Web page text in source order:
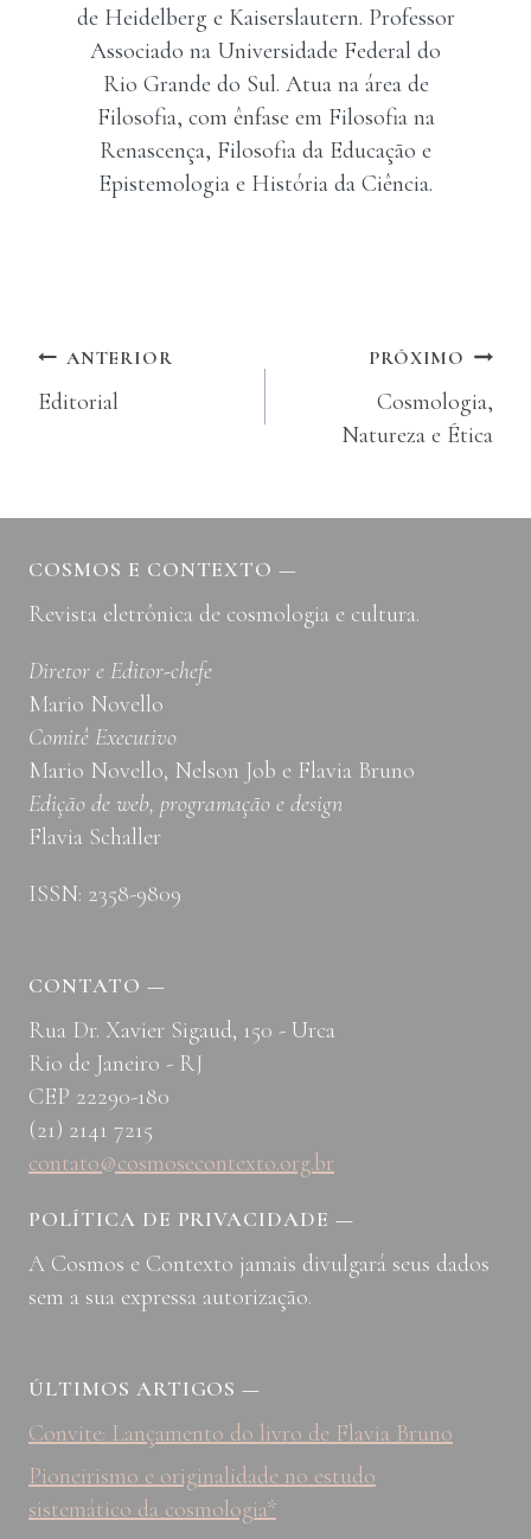
de Heidelberg e Kaiserslautern. Professor
Associado na Universidade Federal do
Rio Grande do Sul. Atua na área de
Filosofia, com ênfase em Filosofia na
Renascença, Filosofia da Educação e
Epistemologia e História da Ciência.
Navegação
de
ANTERIOR
Editorial
PRÓXIMO
Cosmologia,
Natureza e Ética
COSMOS E CONTEXTO—
Revista eletrônica de cosmologia e cultura.
Diretor e Editor-chefe
Mario Novello
Comitê Executivo
Mario Novello, Nelson Job e Flavia Bruno
Edição de web, programação e design
Flavia Schaller
ISSN: 2358-9809
CONTATO —
Rua Dr. Xavier Sigaud, 150 - Urca
Rio de Janeiro - RJ
CEP 22290-180
(21) 2141 7215
contato@cosmosecontexto.org.br
POLÍTICA DE PRIVACIDADE—
A Cosmos e Contexto jamais divulgará seus dados
sem a sua expressa autorização.
ÚLTIMOS ARTIGOS—
Convite: Lançamento do livro de Flavia Bruno
Pioneirismo e originalidade no estudo
sistemático da cosmologia*